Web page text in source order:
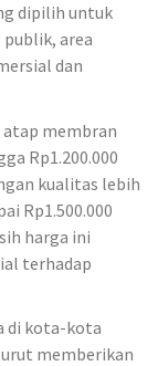
dipilih untuk
area
dan
membran
Rp1.200.000
kualitas lebih
Rp1.500.000
harga ini
terhadap
di kota-kota
memberikan